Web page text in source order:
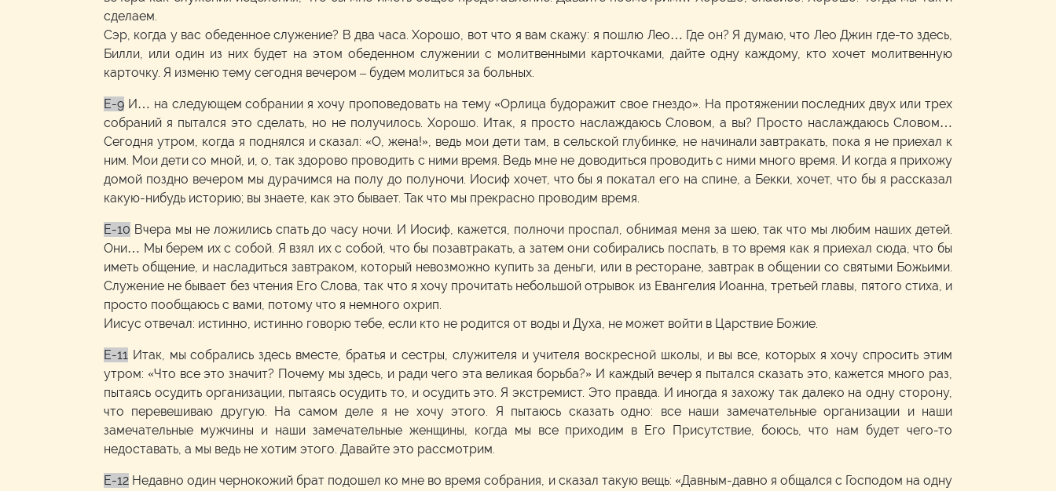
сделаем.
Сэр, когда у вас обеденное служение? В два часа. Хорошо, вот что я вам скажу: я пошлю Лео… Где он? Я думаю, что Лео Джин где-то здесь,
Билли, или один из них будет на этом обеденном служении с молитвенными карточками, дайте одну каждому, кто хочет молитвенную
карточку. Я изменю тему сегодня вечером – будем молиться за больных.
E-9 И… на следующем собрании я хочу проповедовать на тему «Орлица будоражит свое гнездо». На протяжении последних двух или трех
собраний я пытался это сделать, но не получилось. Хорошо. Итак, я просто наслаждаюсь Словом, а вы? Просто наслаждаюсь Словом…
Сегодня утром, когда я поднялся и сказал: «О, жена!», ведь мои дети там, в сельской глубинке, не начинали завтракать, пока я не приехал к
ним. Мои дети со мной, и, о, так здорово проводить с ними время. Ведь мне не доводиться проводить с ними много время. И когда я прихожу
домой поздно вечером мы дурачимся на полу до полуночи. Иосиф хочет, что бы я покатал его на спине, а Бекки, хочет, что бы я рассказал
какую-нибудь историю; вы знаете, как это бывает. Так что мы прекрасно проводим время.
E-10 Вчера мы не ложились спать до часу ночи. И Иосиф, кажется, полночи проспал, обнимая меня за шею, так что мы любим наших детей.
Они… Мы берем их с собой. Я взял их с собой, что бы позавтракать, а затем они собирались поспать, в то время как я приехал сюда, что бы
иметь общение, и насладиться завтраком, который невозможно купить за деньги, или в ресторане, завтрак в общении со святыми Божьими.
Служение не бывает без чтения Его Слова, так что я хочу прочитать небольшой отрывок из Евангелия Иоанна, третьей главы, пятого стиха, и
просто пообщаюсь с вами, потому что я немного охрип.
Иисус отвечал: истинно, истинно говорю тебе, если кто не родится от воды и Духа, не может войти в Царствие Божие.
E-11 Итак, мы собрались здесь вместе, братья и сестры, служителя и учителя воскресной школы, и вы все, которых я хочу спросить этим
утром: «Что все это значит? Почему мы здесь, и ради чего эта великая борьба?» И каждый вечер я пытался сказать это, кажется много раз,
пытаясь осудить организации, пытаясь осудить то, и осудить это. Я экстремист. Это правда. И иногда я захожу так далеко на одну сторону,
что перевешиваю другую. На самом деле я не хочу этого. Я пытаюсь сказать одно: все наши замечательные организации и наши
замечательные мужчины и наши замечательные женщины, когда мы все приходим в Его Присутствие, боюсь, что нам будет чего-то
недоставать, а мы ведь не хотим этого. Давайте это рассмотрим.
E-12 Недавно один чернокожий брат подошел ко мне во время собрания, и сказал такую вещь: «Давным-давно я общался с Господом на одну